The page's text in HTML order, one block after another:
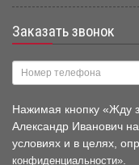
Заказать звонок
Нажимая кнопку «Жду
Александр Иванович
условиях и в целях,
конфиденциальности»